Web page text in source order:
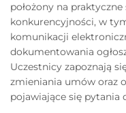
położony na
konkurencyjności, w
komunikacji
dokumentowania
Uczestnicy zapoznają
zmieniania umów oraz
pojawiające się